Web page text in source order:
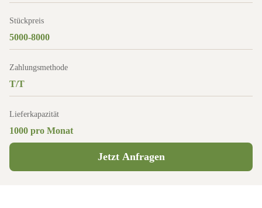
Stückpreis
5000-8000
Zahlungsmethode
T/T
Lieferkapazität
1000 pro Monat
Jetzt Anfragen